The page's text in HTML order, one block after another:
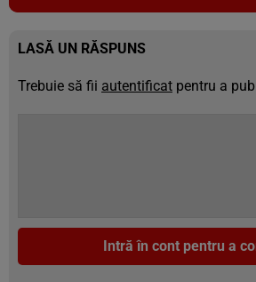
LASĂ UN RĂSPUNS
Trebuie să fii autentificat pentru a
Intră în cont pentru a